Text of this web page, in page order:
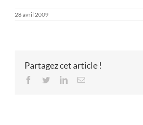
28 avril 2009
Partagez cet article !
Facebook
TwitterLinkedInEmail